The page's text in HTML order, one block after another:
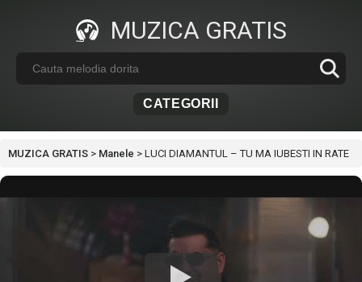
MUZICA GRATIS
CATEGORII
MUZICA GRATIS > Manele > LUCI DIAMANTUL – TU MA IUBESTI IN RATE